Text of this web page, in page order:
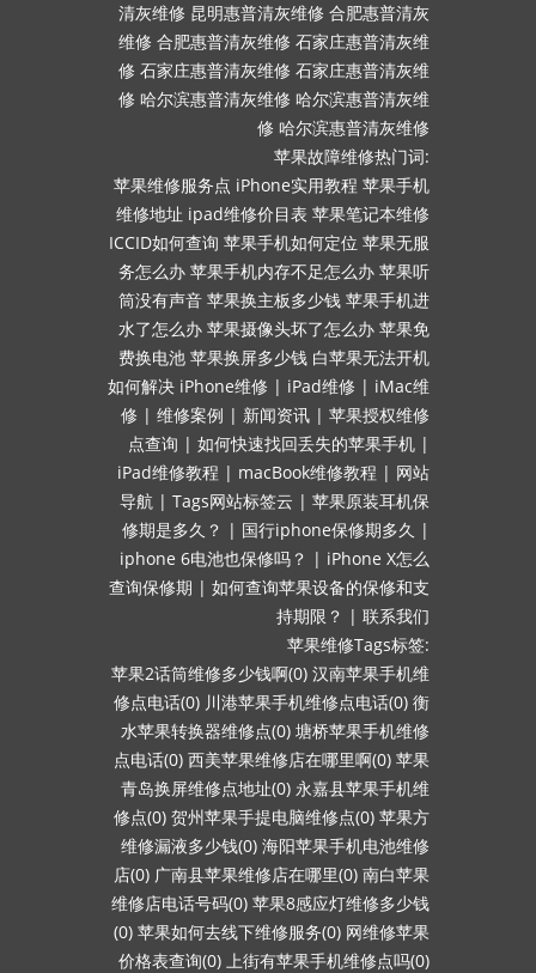
清灰维修 昆明惠普清灰维修 合肥惠普清灰
维修 合肥惠普清灰维修 石家庄惠普清灰维
修 石家庄惠普清灰维修 石家庄惠普清灰维
修 哈尔滨惠普清灰维修 哈尔滨惠普清灰维
修 哈尔滨惠普清灰维修
苹果故障维修热门词:
苹果维修服务点 iPhone实用教程 苹果手机
维修地址 ipad维修价目表 苹果笔记本维修
ICCID如何查询 苹果手机如何定位 苹果无服
务怎么办 苹果手机内存不足怎么办 苹果听
筒没有声音 苹果换主板多少钱 苹果手机进
水了怎么办 苹果摄像头坏了怎么办 苹果免
费换电池 苹果换屏多少钱 白苹果无法开机
如何解决 iPhone维修 | iPad维修 | iMac维
修 | 维修案例 | 新闻资讯 | 苹果授权维修
点查询 | 如何快速找回丢失的苹果手机 |
iPad维修教程 | macBook维修教程 | 网站
导航 | Tags网站标签云 | 苹果原装耳机保
修期是多久？ | 国行iphone保修期多久 |
iphone 6电池也保修吗？ | iPhone X怎么
查询保修期 | 如何查询苹果设备的保修和支
持期限？ | 联系我们
苹果维修Tags标签:
苹果2话筒维修多少钱啊(0) 汉南苹果手机维
修点电话(0) 川港苹果手机维修点电话(0) 衡
水苹果转换器维修点(0) 塘桥苹果手机维修
点电话(0) 西美苹果维修店在哪里啊(0) 苹果
青岛换屏维修点地址(0) 永嘉县苹果手机维
修点(0) 贺州苹果手提电脑维修点(0) 苹果方
维修漏液多少钱(0) 海阳苹果手机电池维修
店(0) 广南县苹果维修店在哪里(0) 南白苹果
维修店电话号码(0) 苹果8感应灯维修多少钱
(0) 苹果如何去线下维修服务(0) 网维修苹果
价格表查询(0) 上街有苹果手机维修点吗(0)